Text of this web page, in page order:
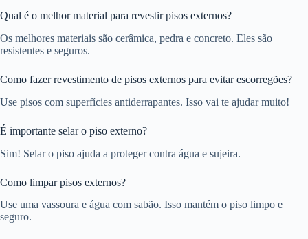
Qual é o melhor material para revestir pisos externos?
Os melhores materiais são cerâmica, pedra e concreto. Eles são
resistentes e seguros.
Como fazer revestimento de pisos externos para evitar escorregões?
Use pisos com superfícies antiderrapantes. Isso vai te ajudar muito!
É importante selar o piso externo?
Sim! Selar o piso ajuda a proteger contra água e sujeira.
Como limpar pisos externos?
Use uma vassoura e água com sabão. Isso mantém o piso limpo e
seguro.